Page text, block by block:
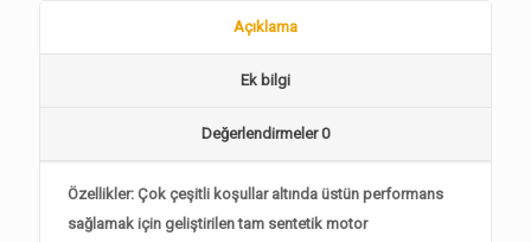
Açıklama
Ek bilgi
Değerlendirmeler0
Özellikler: Çok çeşitli koşullar altında üstün performans
sağlamak için geliştirilen tam sentetik motor